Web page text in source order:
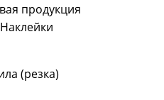
продукция
Наклейки
(резка)